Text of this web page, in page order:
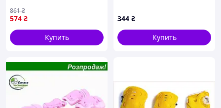
4 шт универсальные для
взрослых FLAME
574 ₴
861₴
Купить
344 ₴
Купить